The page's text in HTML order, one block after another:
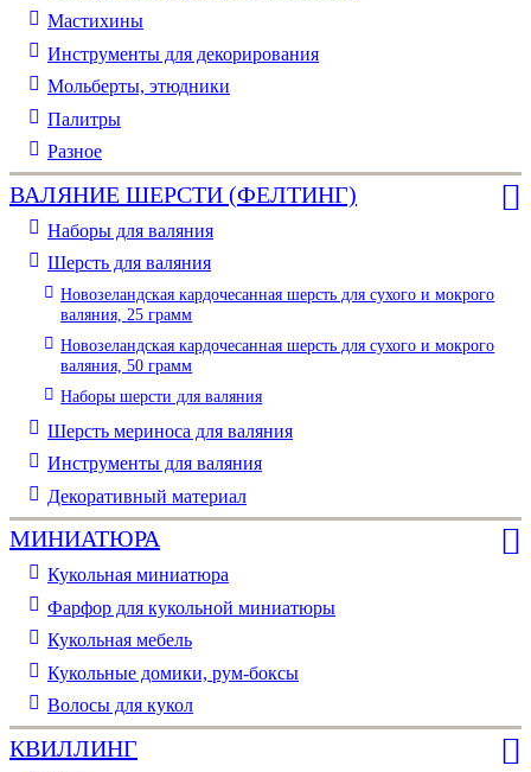
Мастихины
Инструменты для декорирования
Мольберты, этюдники
Палитры
Разное
ВАЛЯНИЕ ШЕРСТИ (ФЕЛТИНГ)
Наборы для валяния
Шерсть для валяния
Новозеландская кардочесанная шерсть для сухого и мокрого
валяния, 25 грамм
Новозеландская кардочесанная шерсть для сухого и мокрого
валяния, 50 грамм
Наборы шерсти для валяния
Шерсть мериноса для валяния
Инструменты для валяния
Декоративный материал
МИНИАТЮРА
Кукольная миниатюра
Фарфор для кукольной миниатюры
Кукольная мебель
Кукольные домики, рум-боксы
Волосы для кукол
КВИЛЛИНГ